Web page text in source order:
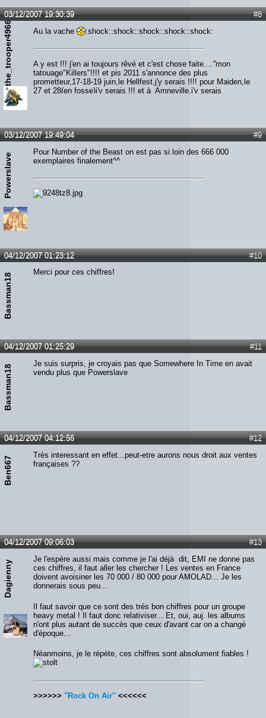
#8
03/12/2007 19:30:39
the_trooper49666 Au la vache :shock::shock::shock::shock::shock:
A y est !!! j'en ai toujours rêvé et c'est chose faite....''mon
tatouage"Killers"!!!! et pis 2011 s'annonce des plus
prometteur,17-18-19 juin,le Hellfest,j'y serais !!!! pour Maiden,le
27 et 28(en fosse)j'y serais !!! et à Amneville,j'y serais
#9
03/12/2007 19:49:04
Powerslave
Pour Number of the Beast on est pas si loin des 666 000
exemplaires finalement^^
#10
04/12/2007 01:23:12
Bassman18
Merci pour ces chiffres!
#11
04/12/2007 01:25:29
Bassman18
Je suis surpris, je croyais pas que Somewhere In Time en avait
vendu plus que Powerslave
#12
04/12/2007 04:12:56
Ben667
Très interessant en effet...peut-etre aurons nous droit aux ventes
françaises ??
#13
04/12/2007 09:06:03
Dagienny
Je l'espère aussi mais comme je l'ai déjà dit, EMI ne donne pas
ces chiffres, il faut aller les chercher ! Les ventes en France
doivent avoisiner les 70 000 / 80 000 pour AMOLAD... Je les
donnerais sous peu...
Il faut savoir que ce sont des trés bon chiffres pour un groupe
heavy metal ! Il faut donc relativiser... Et, oui, auj. les albums
n'ont plus autant de succès que ceux d'avant car on a changé
d'époque...
Néanmoins, je le répète, ces chiffres sont absolument fiables !
>>>>>> ''Rock On Air'' <<<<<<